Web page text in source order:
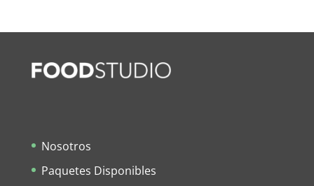
Nosotros
Paquetes Disponibles